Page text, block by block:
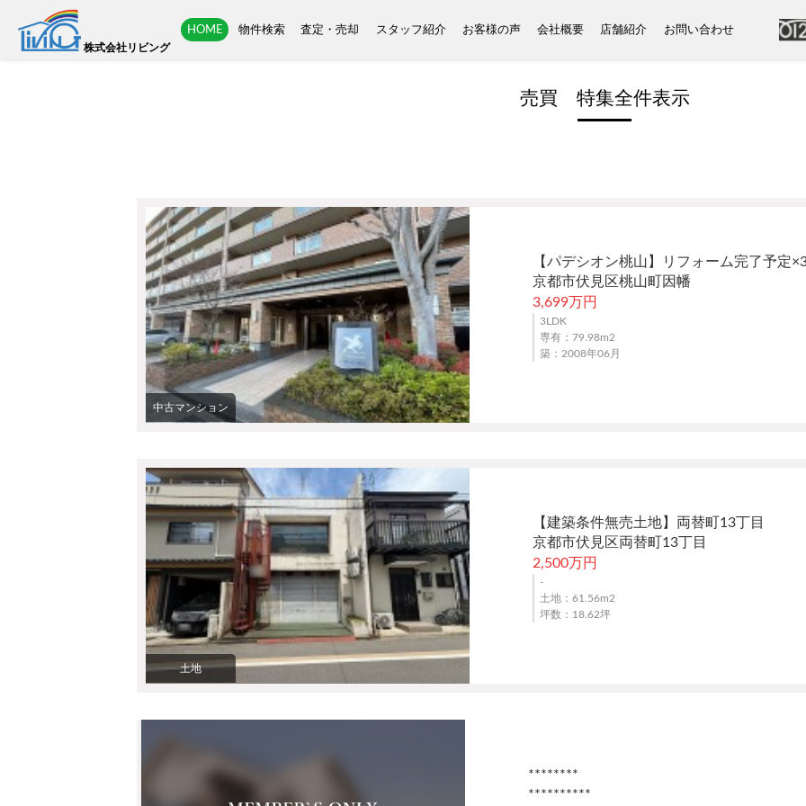
株式会社リビング
HOME 物件検索 査定・売却 スタッフ紹介 お客様の声 会社概要 店舗紹介 お問い合わせ
トップ 売買 特集全表示
売買 特集全件表示
中古マンション
【パデシオン桃山】リフォーム完了予定
京都市伏見区桃山町因幡
3,699万円
3LDK
専有：79.98m2
築：2008年06月
土地
【建築条件無売土地】両替町13丁目
京都市伏見区両替町13丁目
2,500万円
-
土地：61.56m2
坪数：18.62坪
********
**********